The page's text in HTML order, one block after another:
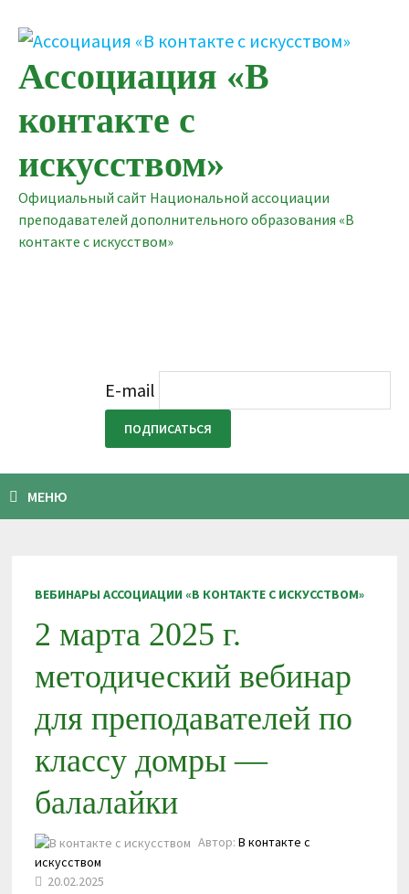
содержимому
Ассоциация «В
контакте с
искусством»
Официальный сайт Национальной ассоциации
преподавателей дополнительного образования «В
контакте с искусством»
E-mail
МЕНЮ
ВЕБИНАРЫ АССОЦИАЦИИ «В КОНТАКТЕ С ИСКУССТВОМ»
2 марта 2025 г.
методический вебинар
для преподавателей по
классу домры —
балалайки
Автор:В контакте с
искусством
20.02.2025